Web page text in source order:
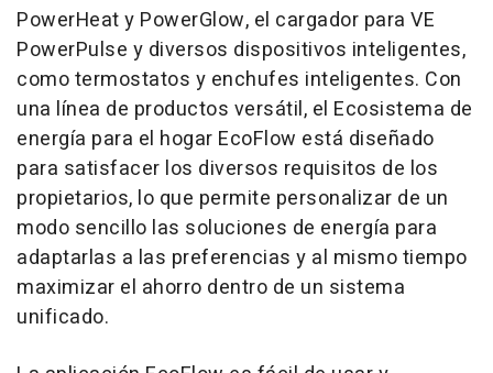
PowerHeat y PowerGlow, el cargador para VE
PowerPulse y diversos dispositivos inteligentes,
como termostatos y enchufes inteligentes. Con
una línea de productos versátil, el Ecosistema de
energía para el hogar EcoFlow está diseñado
para satisfacer los diversos requisitos de los
propietarios, lo que permite personalizar de un
modo sencillo las soluciones de energía para
adaptarlas a las preferencias y al mismo tiempo
maximizar el ahorro dentro de un sistema
unificado.